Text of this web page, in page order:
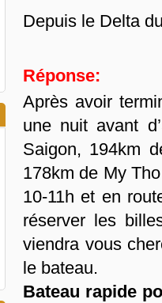
Depuis le Delta
Réponse:
Après avoir
une nuit avant
Saigon, 194km
178km de My
10-11h et en
réserver les
viendra vous
le bateau.
Bateau rapide